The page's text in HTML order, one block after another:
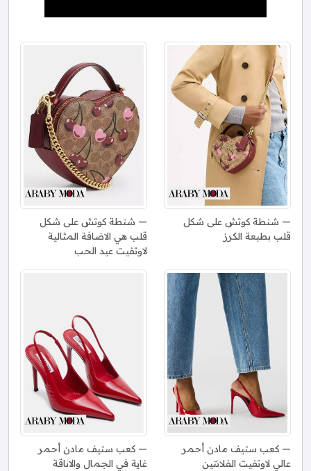
شنطة كوتش على شكل
قلب بطبعة الكرز
شنطة كوتش على شكل
قلب هي الاضافة المثالية
لاوتفيت عيد الحب
كعب ستيف مادن أحمر
عالي لاوتفيت الفلانتين
كعب ستيف مادن أحمر
غاية في الجمال والاناقة